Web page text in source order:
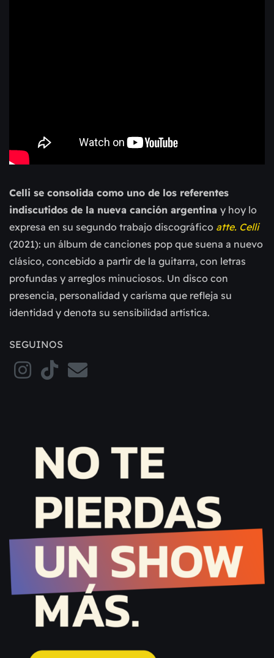
Celli se consolida como uno de los referentes
indiscutidos de la nueva canción argentina y hoy lo
expresa en su segundo trabajo discográfico atte. Celli
(2021): un álbum de canciones pop que suena a nuevo
clásico, concebido a partir de la guitarra, con letras
profundas y arreglos minuciosos. Un disco con
presencia, personalidad y carisma que refleja su
identidad y denota su sensibilidad artística.
SEGUINOS